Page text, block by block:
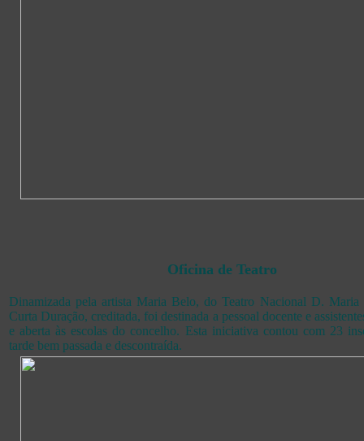
Oficina de Teatro
Dinamizada pela artista Maria Belo, do Teatro Nacional D.
Curta Duração, creditada, foi destinada a pessoal docente e
e aberta às escolas do concelho. Esta iniciativa contou com 23
tarde bem passada e descontraída.